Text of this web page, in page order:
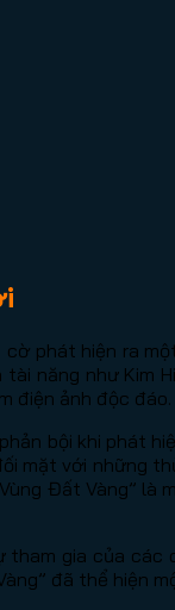
phát hiện ra
năng như Kim
điện ảnh độc đáo.
bội khi phát
mặt với những
Đất Vàng” là
gia của
đã thể hiện